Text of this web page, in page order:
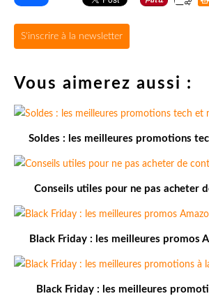
S'inscrire à la newsletter
Vous aimerez aussi :
Soldes : les meilleures promotions
Conseils utiles pour ne pas acheter
Black Friday : les meilleures promos
Black Friday : les meilleures